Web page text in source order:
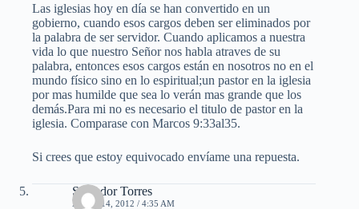
Las iglesias hoy en día se han convertido en un
gobierno, cuando esos cargos deben ser eliminados por
la palabra de ser servidor. Cuando aplicamos a nuestra
vida lo que nuestro Señor nos habla atraves de su
palabra, entonces esos cargos están en nosotros no en el
mundo físico sino en lo espiritual;un pastor en la iglesia
por mas humilde que sea lo verán mas grande que los
demás.Para mi no es necesario el titulo de pastor en la
iglesia. Comparase con Marcos 9:33al35.
Si crees que estoy equivocado envíame una repuesta.
Salvador Torres
ABRIL 14, 2012 / 4:35 AM